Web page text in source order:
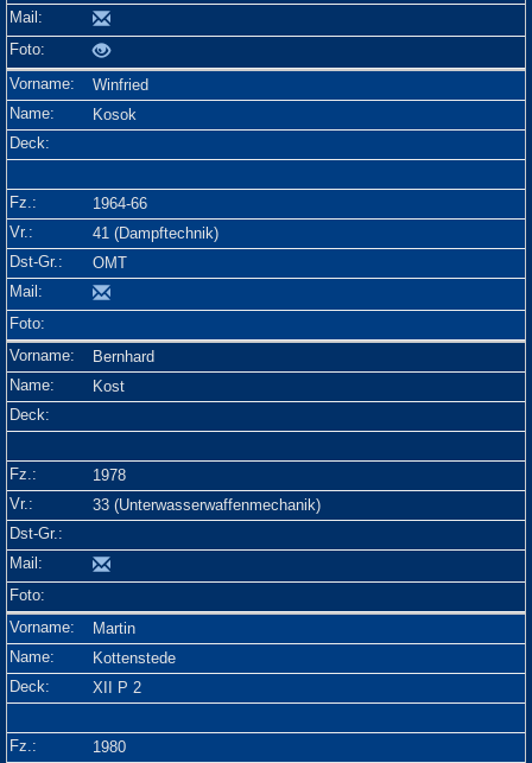
Winfried
Kosok
1964-66
41 (Dampftechnik)
OMT
Bernhard
Kost
1978
33 (Unterwasserwaffenmechanik)
Martin
Kottenstede
XII P 2
1980